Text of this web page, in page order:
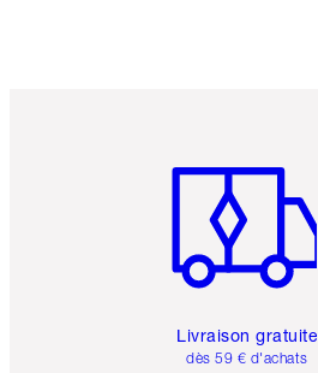
Livraison gratuite
dès 59 € d'achats